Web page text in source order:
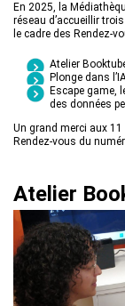
En 2025, la
réseau d’accueillir
le cadre des Rendez-
Atelier
Plonge dans
Escape game,
des données
Un grand merci aux
Rendez-vous du
Atelier